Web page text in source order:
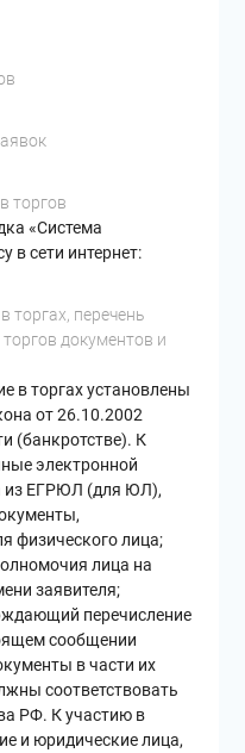
торгов
«Система
в сети интернет:
торгах, перечень
документов и
в торгах установлены
от 26.10.2002
(банкротстве). К
электронной
из ЕГРЮЛ (для ЮЛ),
физического лица;
лица на
заявителя;
перечисление
сообщении
в части их
соответствовать
РФ. К участию в
и юридические лица,